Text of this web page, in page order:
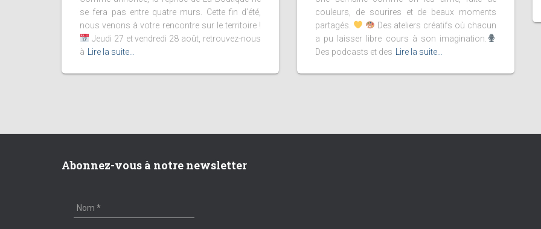
se fera pas entre quatre murs. Cette fin d’été,
nous venons à votre rencontre sur le territoire !
Jeudi 27 et vendredi 28 août, retrouvez-nous
à
Lire la suite…
couleurs, de sourires et de beaux moments
partagés.
Des ateliers créatifs où chacun
a pu laisser libre cours à son imagination.
Des podcasts et des
Lire la suite…
Abonnez-vous à notre newsletter